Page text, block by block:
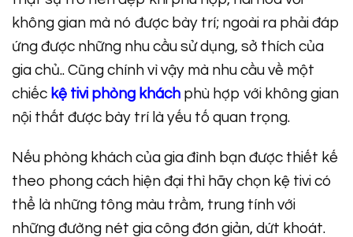
không gian mà nó được bày trí; ngoài ra phải đáp
ứng được những nhu cầu sử dụng, sở thích của
gia chủ.. Cũng chính vì vậy mà nhu cầu về một
chiếc kệ tivi phòng khách phù hợp với không gian
nội thất được bày trí là yếu tố quan trọng.
Nếu phòng khách của gia đình bạn được thiết kế
theo phong cách hiện đại thì hãy chọn kệ tivi có
thể là những tông màu trầm, trung tính với
những đường nét gia công đơn giản, dứt khoát.